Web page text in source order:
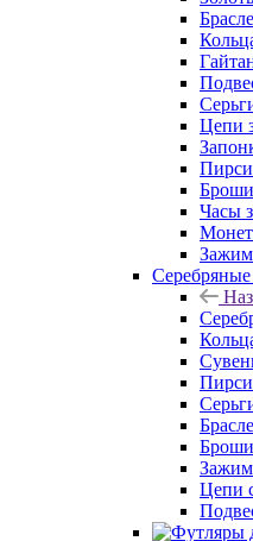
Цепи
Часы
Серебряные
Цепи